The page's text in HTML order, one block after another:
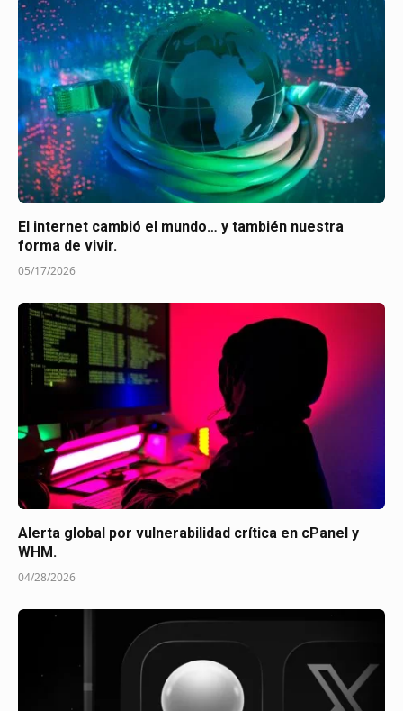
El internet cambió el mundo… y también nuestra
forma de vivir.
05/17/2026
Alerta global por vulnerabilidad crítica en cPanel y
WHM.
04/28/2026